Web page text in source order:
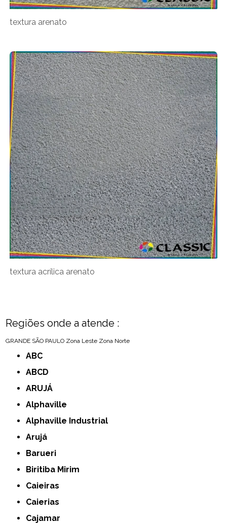
textura arenato
textura acrílica arenato
Regiões onde a atende :
GRANDE SÃO PAULO Zona Leste Zona Norte
ABC
ABCD
ARUJÁ
Alphaville
Alphaville Industrial
Arujá
Barueri
Biritiba Mirim
Caieiras
Caierias
Cajamar